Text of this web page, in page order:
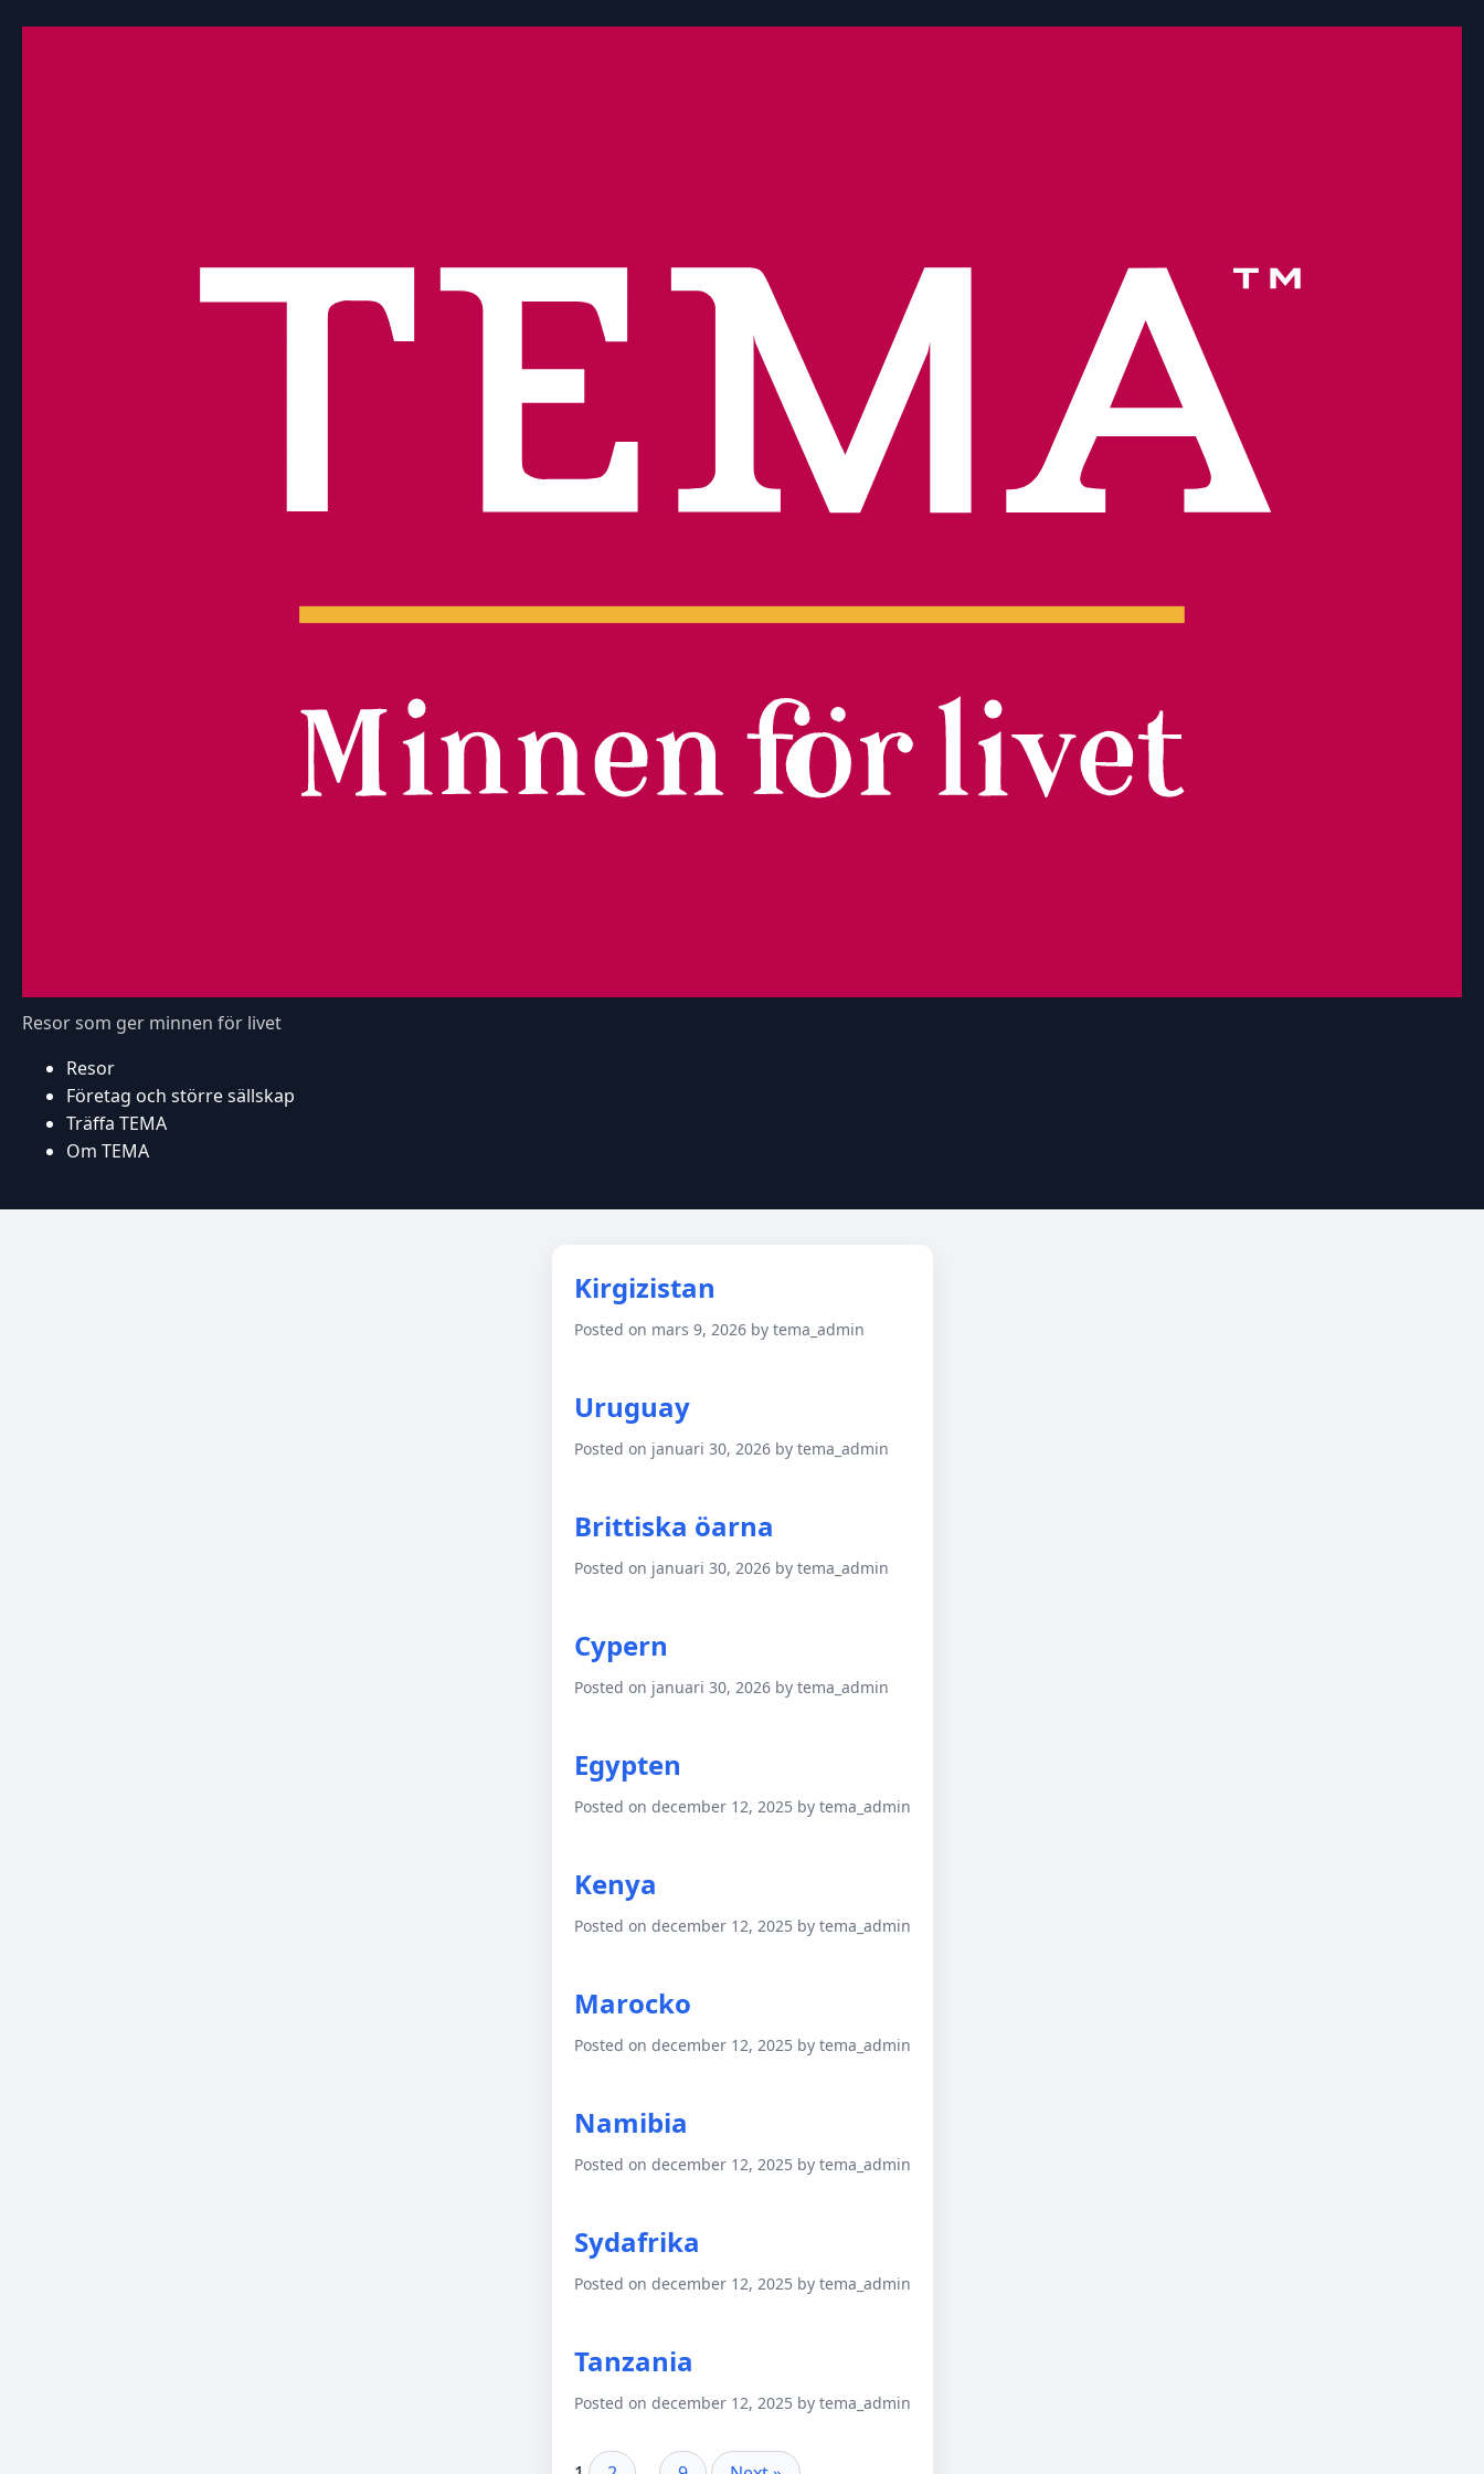
Resor som ger minnen för livet
Resor
Företag och större sällskap
Träffa TEMA
Om TEMA
Kirgizistan
Posted on mars 9, 2026 by tema_admin
Uruguay
Posted on januari 30, 2026 by tema_admin
Brittiska öarna
Posted on januari 30, 2026 by tema_admin
Cypern
Posted on januari 30, 2026 by tema_admin
Egypten
Posted on december 12, 2025 by tema_admin
Kenya
Posted on december 12, 2025 by tema_admin
Marocko
Posted on december 12, 2025 by tema_admin
Namibia
Posted on december 12, 2025 by tema_admin
Sydafrika
Posted on december 12, 2025 by tema_admin
Tanzania
Posted on december 12, 2025 by tema_admin